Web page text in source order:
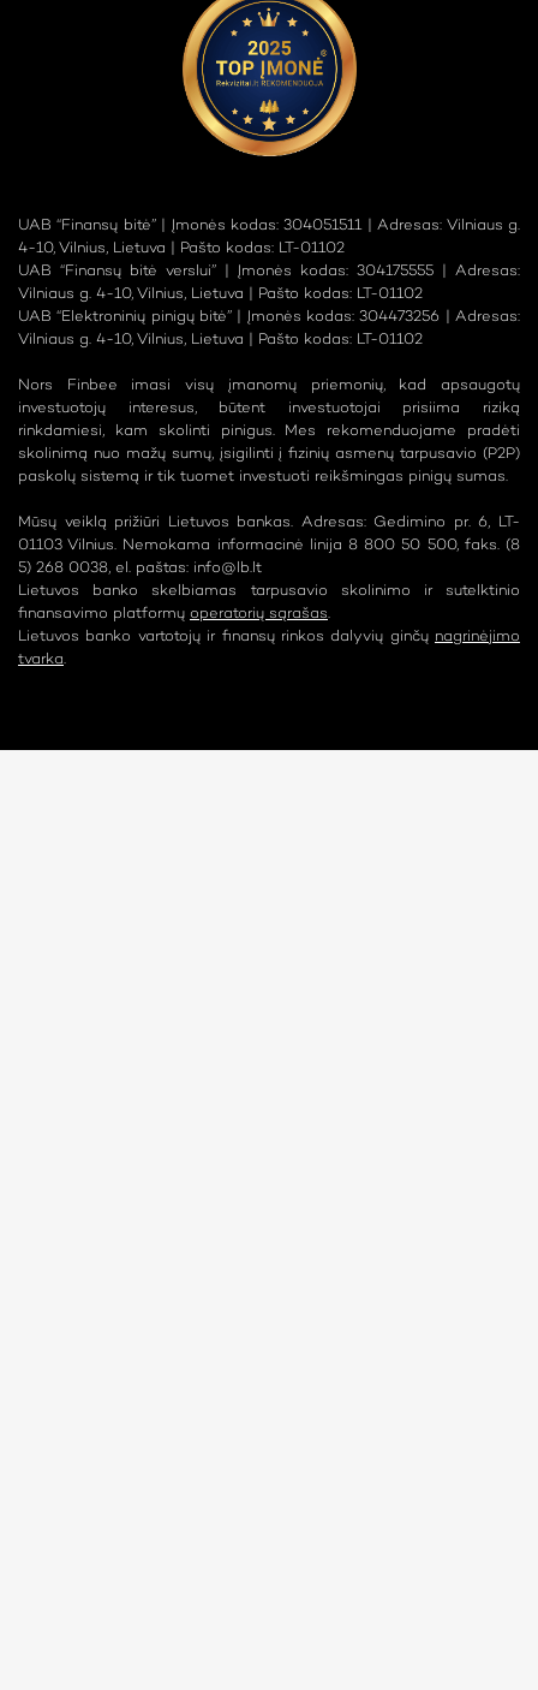
UAB “Finansų bitė” | Įmonės kodas: 304051511 | Adresas: Vilniaus g.
4-10, Vilnius, Lietuva | Pašto kodas: LT-01102
UAB “Finansų bitė verslui” | Įmonės kodas: 304175555 | Adresas:
Vilniaus g. 4-10, Vilnius, Lietuva | Pašto kodas: LT-01102
UAB “Elektroninių pinigų bitė” | Įmonės kodas: 304473256 | Adresas:
Vilniaus g. 4-10, Vilnius, Lietuva | Pašto kodas: LT-01102
Nors Finbee imasi visų įmanomų priemonių, kad apsaugotų
investuotojų interesus, būtent investuotojai prisiima riziką
rinkdamiesi, kam skolinti pinigus. Mes rekomenduojame pradėti
skolinimą nuo mažų sumų, įsigilinti į fizinių asmenų tarpusavio (P2P)
paskolų sistemą ir tik tuomet investuoti reikšmingas pinigų sumas.
Mūsų veiklą prižiūri Lietuvos bankas. Adresas: Gedimino pr. 6, LT-
01103 Vilnius. Nemokama informacinė linija 8 800 50 500, faks. (8
5) 268 0038, el. paštas: info@lb.lt
Lietuvos banko skelbiamas tarpusavio skolinimo ir sutelktinio
finansavimo platformų operatorių sąrašas.
Lietuvos banko vartotojų ir finansų rinkos dalyvių ginčų nagrinėjimo
tvarka.